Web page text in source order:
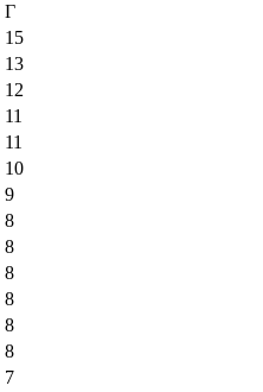
Г
15
13
12
11
11
10
9
8
8
8
8
8
8
7